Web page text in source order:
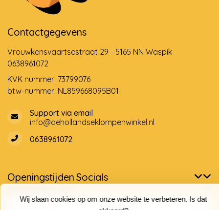
Wij slaan cookies op om onze website te verbeteren. Is dat
Contactgegevens
Vrouwkensvaartsestraat 29 - 5165 NN Waspik
0638961072
KVK nummer: 73799076
btw-nummer: NL859668095B01
Support via email
info@dehollandseklompenwinkel.nl
0638961072
Openingstijden Socials